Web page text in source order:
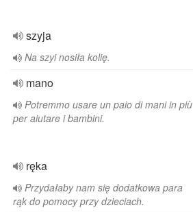
szyja
Na szyi nosiła kolię.
mano
Potremmo usare un paio di mani in più
per aiutare i bambini.
ręka
Przydałaby nam się dodatkowa para
rąk do pomocy przy dzieciach.